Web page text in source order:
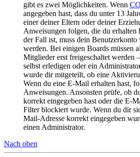
gibt es zwei Möglichkeiten. Wenn
angegeben hast, dass du unter 13
einer deiner Eltern oder deiner
Anweisungen folgen, die du erhalten
der Fall ist, muss dein
werden. Bei einigen Boards müssen
Mitglieder erst freigeschaltet werden
selbst erledigen oder ein
wurde dir mitgeteilt, ob eine
Wenn du eine E-Mail erhalten hast,
Anweisungen. Ansonsten prüfe, ob
korrekt eingegeben hast oder die E-
Filter blockiert wurde. Wenn du dir
Mail-Adresse korrekt eingegeben
einen Administrator.
Nach oben